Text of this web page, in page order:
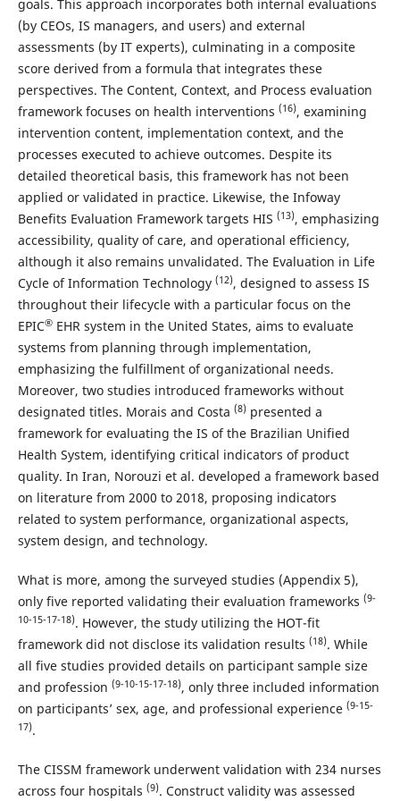
goals. This approach incorporates both internal evaluations
(by CEOs, IS managers, and users) and external
assessments (by IT experts), culminating in a composite
score derived from a formula that integrates these
perspectives. The Content, Context, and Process evaluation
framework focuses on health interventions (16), examining
intervention content, implementation context, and the
processes executed to achieve outcomes. Despite its
detailed theoretical basis, this framework has not been
applied or validated in practice. Likewise, the Infoway
Benefits Evaluation Framework targets HIS (13), emphasizing
accessibility, quality of care, and operational efficiency,
although it also remains unvalidated. The Evaluation in Life
Cycle of Information Technology (12), designed to assess IS
throughout their lifecycle with a particular focus on the
EPIC®EHR system in the United States, aims to evaluate
systems from planning through implementation,
emphasizing the fulfillment of organizational needs.
Moreover, two studies introduced frameworks without
designated titles. Morais and Costa (8)presented a
framework for evaluating the IS of the Brazilian Unified
Health System, identifying critical indicators of product
quality. In Iran, Norouzi et al. developed a framework based
on literature from 2000 to 2018, proposing indicators
related to system performance, organizational aspects,
system design, and technology.
What is more, among the surveyed studies (Appendix 5),
only five reported validating their evaluation frameworks (9-
10-15-17-18). However, the study utilizing the HOT-fit
framework did not disclose its validation results (18). While
all five studies provided details on participant sample size
and profession (9-10-15-17-18), only three included information
on participants’ sex, age, and professional experience (9-15-
17).
The CISSM framework underwent validation with 234 nurses
across four hospitals (9). Construct validity was assessed